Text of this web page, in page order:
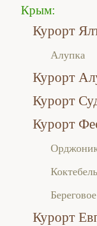
Крым:
Курорт
Алупка
Курорт
Курорт
Курорт
Коктебель
Береговое
Курорт